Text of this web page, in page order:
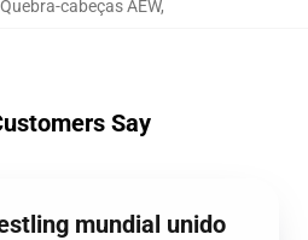
Quebra-cabeças AEW,
Say
mundial unido